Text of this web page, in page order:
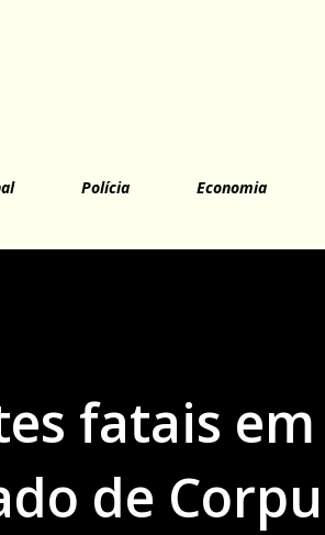
Polícia Economia
fatais
de